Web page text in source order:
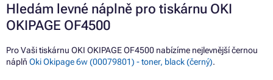
Hledám levné náplně pro tiskárnu OKI
OKIPAGE OF4500
Pro Vaši tiskárnu OKI OKIPAGE OF4500 nabízíme nejlevnější černou
náplň Oki Okipage 6w (00079801) - toner, black (černý).